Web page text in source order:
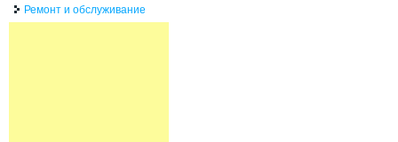
Ремонт и обслуживание